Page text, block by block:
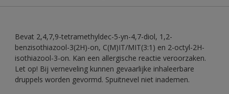
Bevat 2,4,7,9-tetramethyldec-5-yn-4,7-diol, 1,2-
benzisothiazool-3(2H)-on, C(M)IT/MIT(3:1) en 2-octyl-2H-
isothiazool-3-on. Kan een allergische reactie veroorzaken.
Let op! Bij verneveling kunnen gevaarlijke inhaleerbare
druppels worden gevormd. Spuitnevel niet inademen.